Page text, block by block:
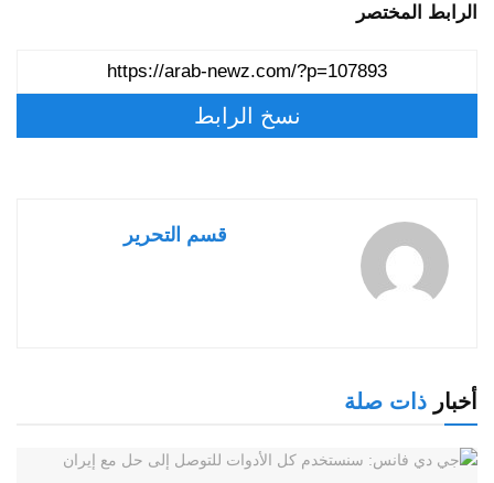
الرابط المختصر
نسخ الرابط
قسم التحرير
أخبار ذات صلة